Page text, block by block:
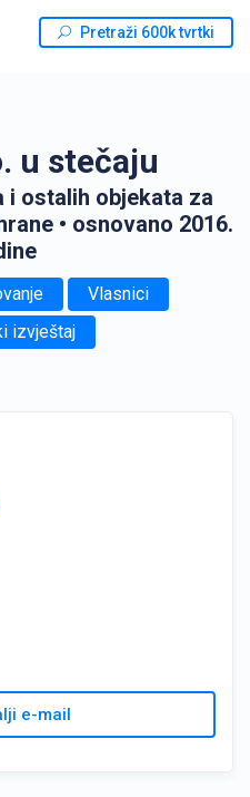
Pretraži 600k tvrtki
u stečaju
i ostalih objekata za
• osnovano 2016.
Vlasnici
izvještaj
e-mail